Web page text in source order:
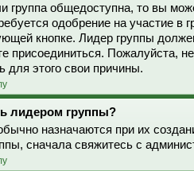
группа общедоступна, то вы
одобрение на участие в
кнопке. Лидер группы
присоединиться. Пожалуйста,
для этого свои причины.
лидером группы?
назначаются при их
сначала свяжитесь с